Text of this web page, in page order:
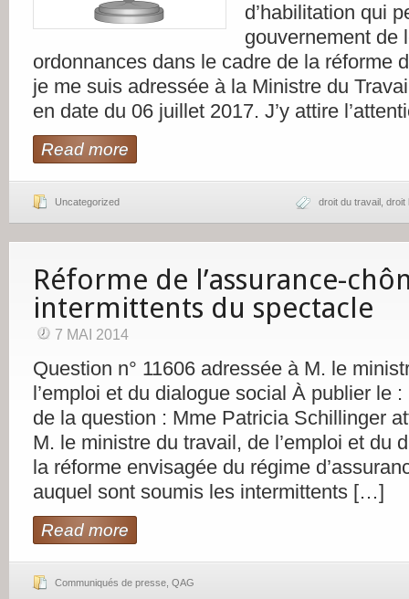
d’habilitation qui
gouvernement de
ordonnances dans le cadre de la réforme
je me suis adressée à la Ministre du
en date du 06 juillet 2017. J’y attire
Read more
Uncategorized droit du travail droit
Réforme de l’assurance-
intermittents du spectacle
7 MAI 2014
Question n° 11606 adressée à M. le
l’emploi et du dialogue social À publier le
de la question : Mme Patricia Schillinger
M. le ministre du travail, de l’emploi et du
la réforme envisagée du régime
auquel sont soumis les intermittents […]
Read more
Communiqués de presse QAG